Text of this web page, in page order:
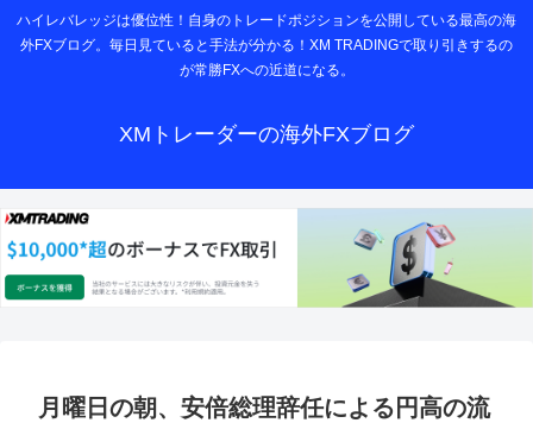
ハイレバレッジは優位性！自身のトレードポジションを公開している最高の海
外FXブログ。毎日見ていると手法が分かる！XM TRADINGで取り引きするの
が常勝FXへの近道になる。
XMトレーダーの海外FXブログ
月曜日の朝、安倍総理辞任による円高の流